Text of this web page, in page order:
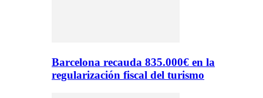
Barcelona recauda 835.000€ en la
regularización fiscal del turismo